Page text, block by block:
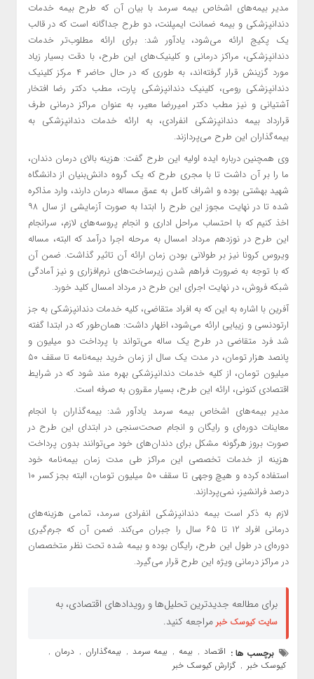
مدیر بیمه‌های اشخاص بیمه سرمد با بیان آن که طرح بیمه خدمات
دندانپزشکی و بیمه ضمانت ایمپلنت، دو طرح جداگانه است که در قالب
یک پکیج ارائه می‌شود، یادآور شد: برای ارائه مطلوب‌تر خدمات
دندانپزشکی، مراکز درمانی و کلینیک‌های این طرح، با دقت بسیار زیاد
مورد گزینش قرار گرفته‌اند، به طوری که در حال حاضر ۴ مرکز کلینیک
دندانپزشکی رومی، کلینیک دندانپزشکی پارت، مطب دکتر رضا افتخار
آشتیانی و نیز مطب دکتر امیررضا معیر، به عنوان مراکز درمانی طرف
قرارداد بیمه دندانپزشکی انفرادی، به ارائه خدمات دندانپزشکی به
بیمه‌گذاران این طرح می‌پردازند.
وی همچنین درباره ایده اولیه این طرح گفت: هزینه بالای درمان دندان،
ما را بر آن داشت تا با مجری طرح که یک گروه دانش‌بنیان از دانشگاه
شهید بهشتی بوده و اشراف کامل به عمق مساله درمان دارند، وارد مذاکره
شده تا در نهایت مجوز این طرح را ابتدا به صورت آزمایشی از سال ۹۸
اخذ کنیم که با احتساب مراحل اداری و انجام پروسه‌های لازم، سرانجام
این طرح در نوزدهم مرداد امسال به مرحله اجرا درآمد که البته، مساله
ویروس کرونا نیز بر طولانی بودن زمان ارائه آن تاثیر گذاشت. ضمن آن
که با توجه به ضرورت فراهم شدن زیرساخت‌های نرم‌افزاری و نیز آمادگی
شبکه فروش، در نهایت اجرای این طرح در مرداد امسال کلید خورد.
آفرین با اشاره به این که به افراد متقاضی، کلیه خدمات دندانپزشکی به جز
ارتودنسی و زیبایی ارائه می‌شود، اظهار داشت: همان‌طور که در ابتدا گفته
شد فرد متقاضی در طرح یک ساله می‌تواند با پرداخت دو میلیون و
پانصد هزار تومان، در مدت یک سال از زمان خرید بیمه‌نامه تا سقف ۵۰
میلیون تومان، از کلیه خدمات دندانپزشکی بهره مند شود که در شرایط
اقتصادی کنونی، ارائه این طرح، بسیار مقرون به صرفه است.
مدیر بیمه‌های اشخاص بیمه سرمد یادآور شد: بیمه‌گذاران با انجام
معاینات دوره‌ای و رایگان و انجام صحت‌سنجی در ابتدای این طرح در
صورت بروز هرگونه مشکل برای دندان‌های خود می‌توانند بدون پرداخت
هزینه از خدمات تخصصی این مراکز طی مدت زمان بیمه‌نامه خود
استفاده کرده و هیچ وجهی تا سقف ۵۰ میلیون تومان، البته بجز کسر ۱۰
درصد فرانشیز، نمی‌پردازند.
لازم به ذکر است بیمه دندانپزشکی انفرادی سرمد، تمامی هزینه‌های
درمانی افراد ۱۲ تا ۶۵ سال را جبران می‌کند. ضمن آن که جرم‌گیری
دوره‌ای در طول این طرح، رایگان بوده و بیمه شده تحت نظر متخصصان
در مراکز درمانی ویژه این طرح قرار می‌گیرد.
برای مطالعه جدیدترین تحلیل‌ها و رویدادهای اقتصادی، به
سایت کیوسک خبرمراجعه کنید.
برچسب ها : اقتصاد , بیمه , بیمه سرمد , بیمه‌گذاران , درمان ,
کیوسک خبر , گزارش کیوسک خبر